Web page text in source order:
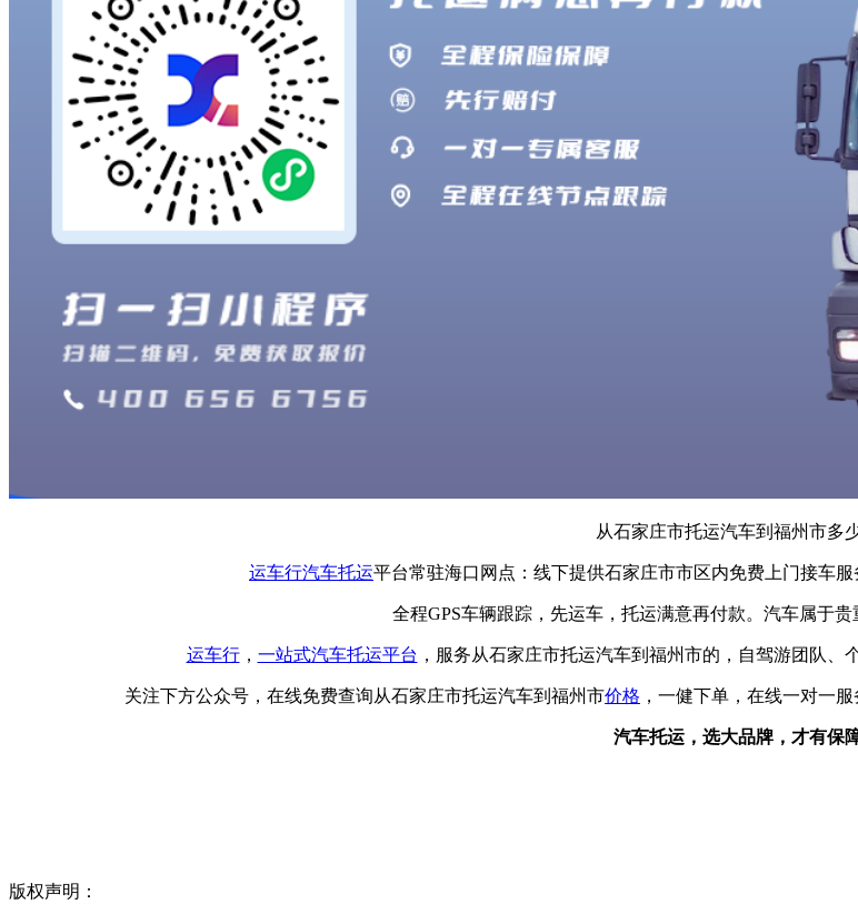
从石家庄市托运汽车到福州市多
运车行汽车托运平台常驻海口网点：线下提供石家庄市市区内免费上门接车
全程GPS车辆跟踪，先运车，托运满意再付款。汽车属于贵
运车行， 一站式汽车托运平台 ，服务从石家庄市托运汽车到福州市的，自驾游团队、
关注下方公众号，在线免费查询从石家庄市托运汽车到福州市价格 ，一健下单，在线一对一
汽车托运，选大品牌，才有保
版权声明：